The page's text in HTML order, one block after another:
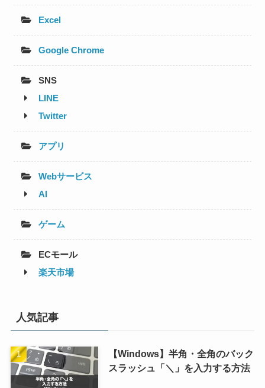
Excel
Google Chrome
SNS
LINE
Twitter
アプリ
Webサービス
AI
ゲーム
ECモール
楽天市場
人気記事
【Windows】半角・全角のバック
スラッシュ「＼」を入力する方法